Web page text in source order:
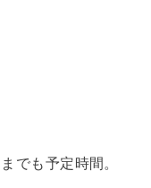
でも予定時間。